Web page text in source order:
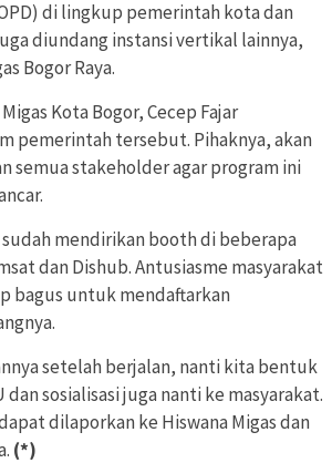
di lingkup pemerintah kota dan
diundang instansi vertikal lainnya,
Bogor Raya.
Kota Bogor, Cecep Fajar
pemerintah tersebut. Pihaknya, akan
semua stakeholder agar program ini
sudah mendirikan booth di beberapa
dan Dishub. Antusiasme masyarakat
bagus untuk mendaftarkan
setelah berjalan, nanti kita bentuk
sosialisasi juga nanti ke masyarakat.
dilaporkan ke Hiswana Migas dan
(*)